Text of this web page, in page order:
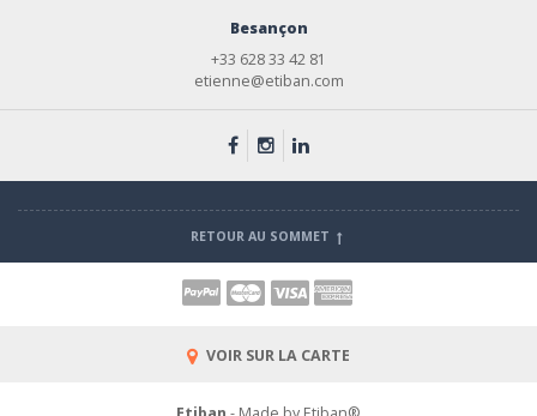
Besançon
+33 628 33 42 81
etienne@etiban.com
RETOUR AU SOMMET
VOIR SUR LA CARTE